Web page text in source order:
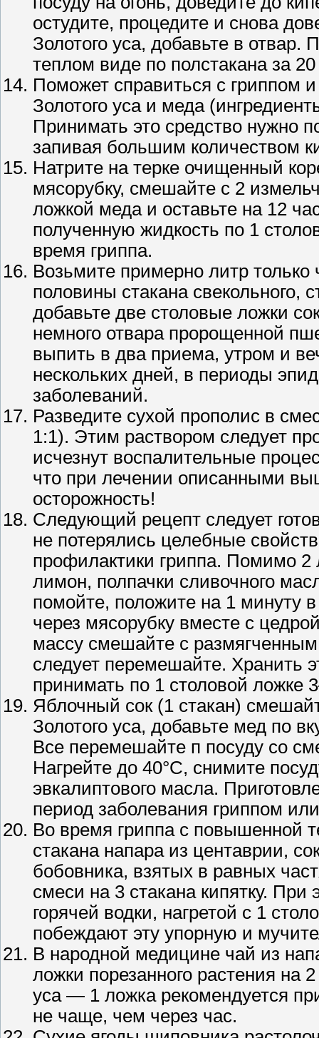
остудите, процедите и снова
Золотого уса, добавьте в отвар.
теплом виде по полстакана за
Поможет справиться с гриппом
Золотого уса и меда
Принимать это средство нужно
запивая большим количеством
Натрите на терке очищенный
мясорубку, смешайте с 2
ложкой меда и оставьте на 12
полученную жидкость по 1
время гриппа.
Возьмите примерно литр только
половины стакана свекольного,
добавьте две столовые ложки
немного отвара пророщенной
выпить в два приема, утром и
нескольких дней, в периоды
заболеваний.
Разведите сухой прополис в
1:1). Этим раствором следует
исчезнут воспалительные
что при лечении описанными
осторожность!
Следующий рецепт следует
не потерялись целебные
профилактики гриппа. Помимо 2
лимон, полпачки сливочного
помойте, положите на 1 минуту
через мясорубку вместе с
массу смешайте с
следует перемешайте. Хранить
принимать по 1 столовой ложке
Яблочный сок (1 стакан)
Золотого уса, добавьте мед по
Все перемешайте п посуду со
Нагрейте до 40°С, снимите
эвкалиптового масла.
период заболевания гриппом
Во время гриппа с повышенной
стакана напара из центаврии,
бобовника, взятых в равных
смеси на 3 стакана кипятку.
горячей водки, нагретой с 1
побеждают эту упорную и
В народной медицине чай из
ложки порезанного растения на
уса — 1 ложка рекомендуется
не чаще, чем через час.